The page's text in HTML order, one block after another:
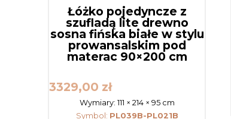
Łóżko pojedyncze z
szufladą lite drewno
sosna fińska białe w stylu
prowansalskim pod
materac 90×200 cm
3329,00 zł
Wymiary: 111 × 214 × 95 cm
Symbol: PL039B-PL021B